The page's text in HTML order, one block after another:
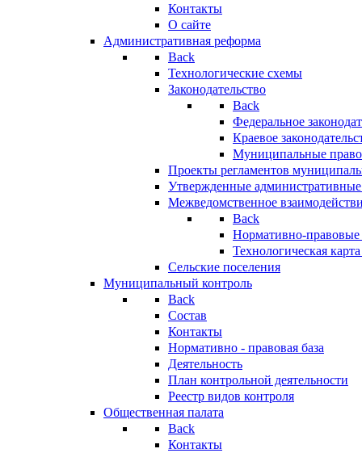
Контакты
О сайте
Административная реформа
Back
Технологические схемы
Законодательство
Back
Федеральное
Краевое
Муниципальные
Проекты регламентов
Утвержденные
Межведомственное
Back
Нормативно-правовые
Технологическая
Сельские поселения
Муниципальный контроль
Back
Состав
Контакты
Нормативно - правовая база
Деятельность
План контрольной деятельности
Реестр видов контроля
Общественная палата
Back
Контакты